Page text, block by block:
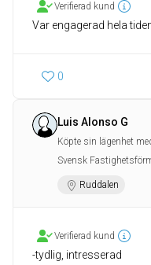
Verifierad kund
Var engagerad hela
0
Luis Alonso G
Köpte sin lägenhet
Svensk
Ruddalen
Verifierad kund
-tydlig, intresserad